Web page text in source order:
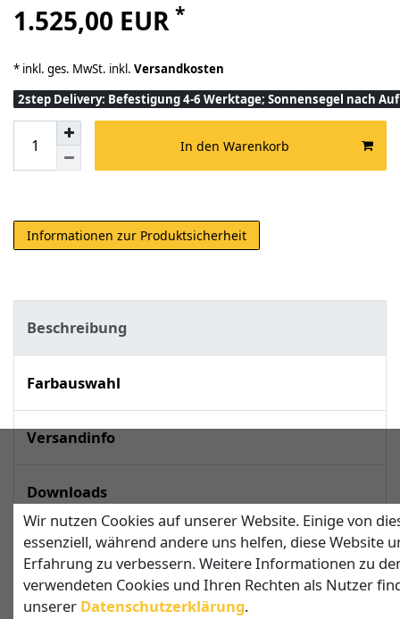
1.525,00 EUR *
* inkl. ges. MwSt. inkl. Versandkosten
2step Delivery: Befestigung 4-6 Werktage; Sonnensegel nach
In den Warenkorb
Informationen zur Produktsicherheit
Beschreibung
Farbauswahl
Versandinfo
Downloads
techn. Daten
Wir nutzen Cookies auf unserer Website. Einige von
essenziell, während andere uns helfen, diese Website
Erfahrung zu verbessern. Weitere Informationen zu
verwendeten Cookies und Ihren Rechten als Nutzer
unserer Daten­schutz­erklärung.